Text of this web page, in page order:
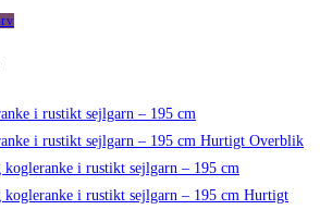
Hurtigt Overblik
Hurtigt